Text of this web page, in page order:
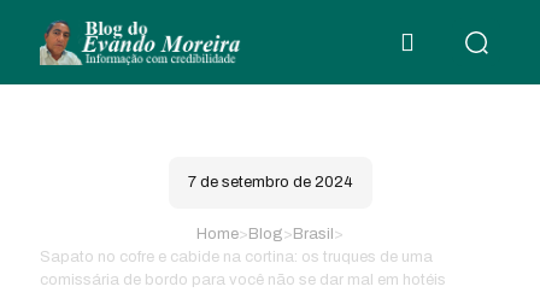
7 de setembro de 2024
Home> Blog> Brasil >
Sapato no cofre e cabide na cortina: os truques de uma
comissária de bordo para você não se dar mal em hotéis